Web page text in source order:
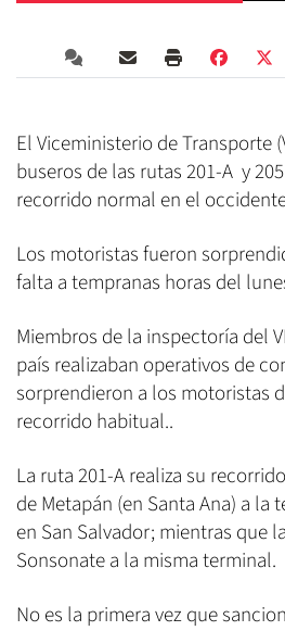
El Viceministerio de Transporte
buseros de las rutas 201-A y
recorrido normal en el
Los motoristas fueron
falta a tempranas horas del
Miembros de la inspectoría del
país realizaban operativos de
sorprendieron a los motoristas
recorrido habitual..
La ruta 201-A realiza su
de Metapán (en Santa Ana) a
en San Salvador; mientras que
Sonsonate a la misma terminal.
No es la primera vez que